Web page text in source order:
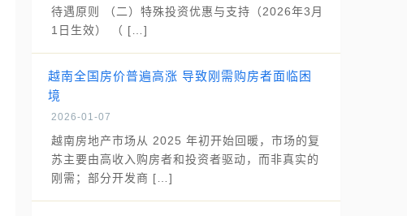
待遇原则 （二）特殊投资优惠与支持（2026年3月
1日生效） （ […]
越南全国房价普遍高涨 导致刚需购房者面临困
境
2026-01-07
越南房地产市场从 2025 年初开始回暖，市场的复
苏主要由高收入购房者和投资者驱动，而非真实的
刚需；部分开发商 […]